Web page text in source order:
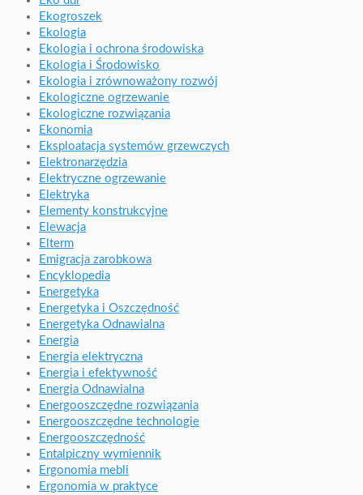
Ekogroszek
Ekologia
Ekologia i ochrona środowiska
Ekologia i Środowisko
Ekologia i zrównoważony rozwój
Ekologiczne ogrzewanie
Ekologiczne rozwiązania
Ekonomia
Eksploatacja systemów grzewczych
Elektronarzędzia
Elektryczne ogrzewanie
Elektryka
Elementy konstrukcyjne
Elewacja
Elterm
Emigracja zarobkowa
Encyklopedia
Energetyka
Energetyka i Oszczędność
Energetyka Odnawialna
Energia
Energia elektryczna
Energia i efektywność
Energia Odnawialna
Energooszczędne rozwiązania
Energooszczędne technologie
Energooszczędność
Entalpiczny wymiennik
Ergonomia mebli
Ergonomia w praktyce